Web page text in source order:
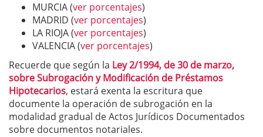
MURCIA (ver porcentajes)
MADRID (ver porcentajes)
LA RIOJA (ver porcentajes)
VALENCIA (ver porcentajes)
Recuerde que según la Ley 2/1994, de 30 de marzo,
sobre Subrogación y Modificación de Préstamos
Hipotecarios, estará exenta la escritura que
documente la operación de subrogación en la
modalidad gradual de Actos Jurídicos Documentados
sobre documentos notariales.